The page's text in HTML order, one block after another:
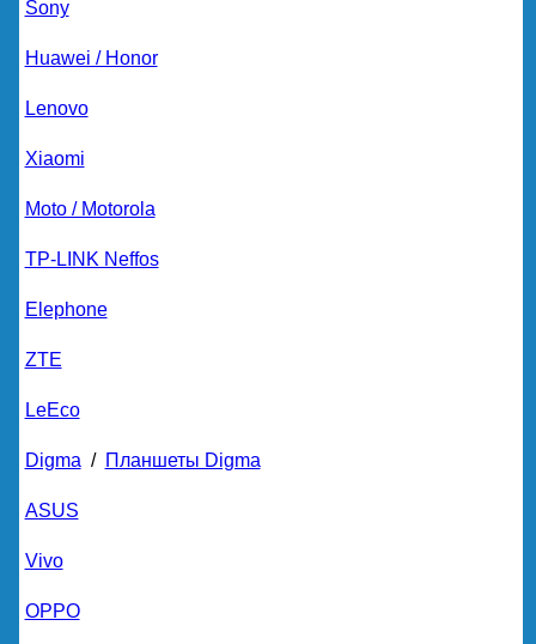
Sony
Huawei / Honor
Lenovo
Xiaomi
Moto / Motorola
TP-LINK Neffos
Elephone
ZTE
LeEco
Digma/ Планшеты Digma
ASUS
Vivo
OPPO